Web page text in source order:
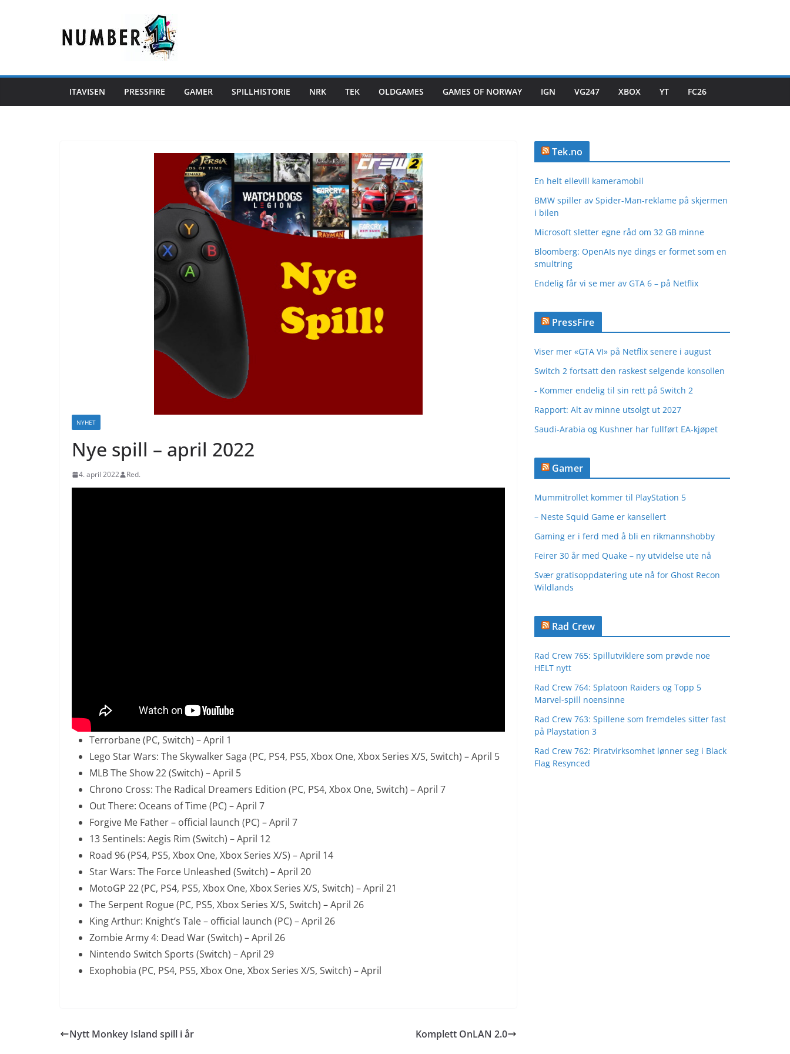
ITAVISEN PRESSFIRE GAMER SPILLHISTORIE NRK TEK OLDGAMES GAMES OF NORWAY IGN VG247 XBOX YT FC26
NYHET
Nye spill – april 2022
4. april 2022 Red.
Terrorbane (PC, Switch) – April 1
Lego Star Wars: The Skywalker Saga (PC, PS4, PS5, Xbox One, Xbox Series X/S, Switch) – April 5
MLB The Show 22 (Switch) – April 5
Chrono Cross: The Radical Dreamers Edition (PC, PS4, Xbox One, Switch) – April 7
Out There: Oceans of Time (PC) – April 7
Forgive Me Father – official launch (PC) – April 7
13 Sentinels: Aegis Rim (Switch) – April 12
Road 96 (PS4, PS5, Xbox One, Xbox Series X/S) – April 14
Star Wars: The Force Unleashed (Switch) – April 20
MotoGP 22 (PC, PS4, PS5, Xbox One, Xbox Series X/S, Switch) – April 21
The Serpent Rogue (PC, PS5, Xbox Series X/S, Switch) – April 26
King Arthur: Knight’s Tale – official launch (PC) – April 26
Zombie Army 4: Dead War (Switch) – April 26
Nintendo Switch Sports (Switch) – April 29
Exophobia (PC, PS4, PS5, Xbox One, Xbox Series X/S, Switch) – April
Nytt Monkey Island spill i år Komplett OnLAN 2.0
Tek.no
En helt ellevill kameramobil
BMW spiller av Spider-Man-reklame på skjermen
i bilen
Microsoft sletter egne råd om 32 GB minne
Bloomberg: OpenAIs nye dings er formet som en
smultring
Endelig får vi se mer av GTA 6 – på Netflix
PressFire
Viser mer «GTA VI» på Netflix senere i august
Switch 2 fortsatt den raskest selgende konsollen
- Kommer endelig til sin rett på Switch 2
Rapport: Alt av minne utsolgt ut 2027
Saudi-Arabia og Kushner har fullført EA-kjøpet
Gamer
Mummitrollet kommer til PlayStation 5
– Neste Squid Game er kansellert
Gaming er i ferd med å bli en rikmannshobby
Feirer 30 år med Quake – ny utvidelse ute nå
Svær gratisoppdatering ute nå for Ghost Recon
Wildlands
Rad Crew
Rad Crew 765: Spillutviklere som prøvde noe
HELT nytt
Rad Crew 764: Splatoon Raiders og Topp 5
Marvel-spill noensinne
Rad Crew 763: Spillene som fremdeles sitter fast
på Playstation 3
Rad Crew 762: Piratvirksomhet lønner seg i Black
Flag Resynced